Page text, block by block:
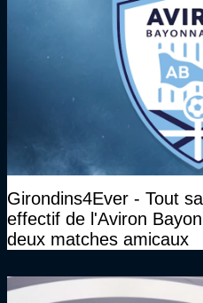
Girondins4Ever - Tout
effectif de l'Aviron
deux matches amicaux